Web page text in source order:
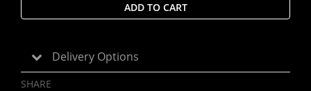
ADD TO CART
Delivery Options
SHARE